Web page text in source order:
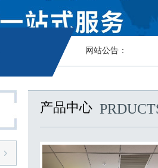
网站公告：
产品中心